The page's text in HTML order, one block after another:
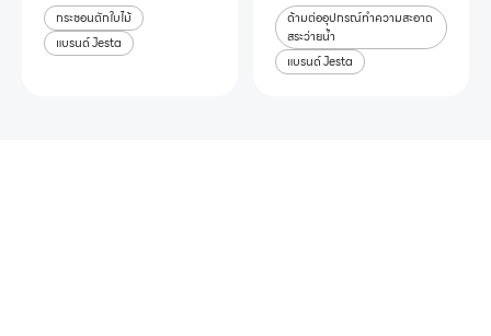
กระชอนตักใบไม้
แบรนด์ Jesta
ด้ามต่ออุปกรณ์ทำความสะอาด
สระว่ายน้ำ
แบรนด์ Jesta